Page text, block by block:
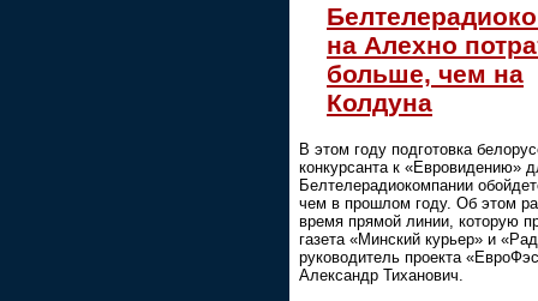
на Алехно
больше, чем на
Колдуна
В этом году подготовка
конкурсанта к «Евровидению»
Белтелерадиокомпании
чем в прошлом году. Об этом
время прямой линии, которую
газета «Минский курьер» и
руководитель проекта
Александр Тиханович.